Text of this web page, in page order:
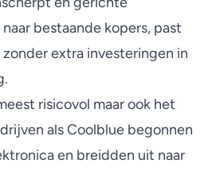
bestaande kopers, past
extra investeringen in
risicovol maar ook het
als Coolblue begonnen
en breidden uit naar